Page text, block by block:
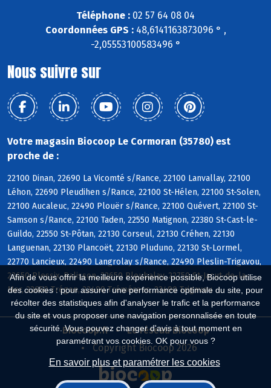
Afin de vous offrir la meilleure expérience possible, Biocoop utilise
des cookies : pour assurer une performance optimale du site, pour
récolter des statistiques afin d'analyser le trafic et la performance
du site et vous proposer une navigation personnalisée en toute
sécurité. Vous pouvez changer d'avis à tout moment en
paramétrant vos cookies. OK pour vous ?
En savoir plus et paramétrer les cookies
Téléphone : 02 57 64 08 04
Coordonnées GPS :48,6141163873096 ° ,
-2,05553100583496 °
Nous suivre sur
Votre magasin Biocoop Le Cormoran (35780) est
proche de :
22100 Dinan, 22690 La Vicomté s/Rance, 22100 Lanvallay, 22100
Léhon, 22690 Pleudihen s/Rance, 22100 St-Hélen, 22100 St-Solen,
22100 Aucaleuc, 22490 Plouër s/Rance, 22100 Quévert, 22100 St-
Samson s/Rance, 22100 Taden, 22550 Matignon, 22380 St-Cast-le-
Guildo, 22550 St-Pôtan, 22130 Corseul, 22130 Créhen, 22130
Languenan, 22130 Plancoët, 22130 Pluduno, 22130 St-Lormel,
22770 Lancieux, 22490 Langrolay s/Rance, 22490 Pleslin-Trigavou,
22650 Plessix-Balisson, 22650 Ploubalay, 22750 St-Jacut-de-la-
Mer, 22650 Trégon, 22490 Tréméreuc, 22490 Trigavou
Biocoop.fr
Le réseau Biocoop
Copyright Biocoop 2026